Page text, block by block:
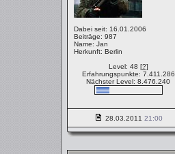
Dabei seit: 16.01.2006
Beiträge: 987
Name: Jan
Herkunft: Berlin
Level: 48 [?]
Erfahrungspunkte: 7.411.286
Nächster Level: 8.476.240
28.03.2011 21:00